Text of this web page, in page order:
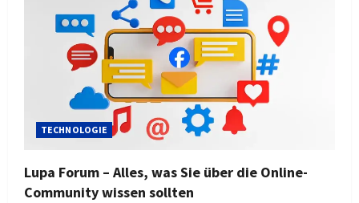
TECHNOLOGIE
Lupa Forum – Alles, was Sie über die Online-
Community wissen sollten